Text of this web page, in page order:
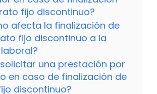
fijo discontinuo?
afecta la finalización de
fijo discontinuo a la
una prestación por
en caso de finalización de
discontinuo?